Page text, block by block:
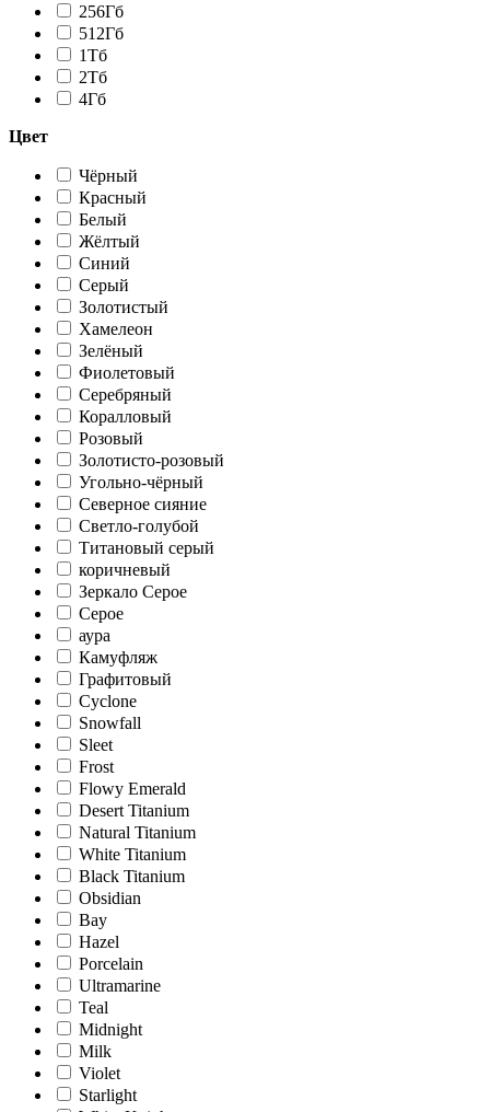
256Гб
512Гб
1Tб
2Tб
4Гб
Цвет
Чёрный
Красный
Белый
Жёлтый
Синий
Серый
Золотистый
Хамелеон
Зелёный
Фиолетовый
Серебряный
Коралловый
Розовый
Золотисто-розовый
Угольно-чёрный
Северное сияние
Светло-голубой
Титановый серый
коричневый
Зеркало Серое
Серое
аура
Камуфляж
Графитовый
Cyclone
Snowfall
Sleet
Frost
Flowy Emerald
Desert Titanium
Natural Titanium
White Titanium
Black Titanium
Obsidian
Bay
Hazel
Porcelain
Ultramarine
Teal
Midnight
Milk
Violet
Starlight